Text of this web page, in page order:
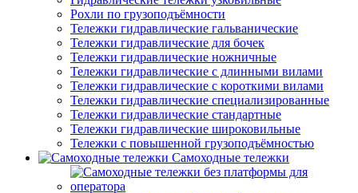
Рохли по грузоподъёмности
Тележки гидравлические гальванические
Тележки гидравлические для бочек
Тележки гидравлические ножничные
Тележки гидравлические с длинными вилами
Тележки гидравлические с короткими вилами
Тележки гидравлические специализированные
Тележки гидравлические стандартные
Тележки гидравлические широковильные
Тележки с повышенной грузоподъёмностью
Самоходные тележки